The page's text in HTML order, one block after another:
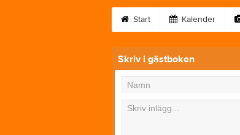
Start Kalender
Skriv i gästboken